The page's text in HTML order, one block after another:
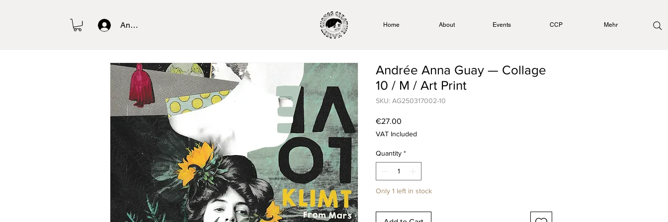
Anmelden Home About Events CCP Mehr
Andrée Anna Guay — Collage
10 / M / Art Print
SKU: AG250317002-10
€27.00
VAT Included
Quantity *
Only 1 left in stock